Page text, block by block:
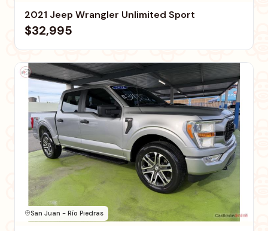
2021 Jeep Wrangler Unlimited Sport
$32,995
San Juan - Río Piedras